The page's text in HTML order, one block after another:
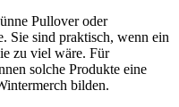
Pullover oder
Sie sind praktisch, wenn ein
zu viel wäre. Für
solche Produkte eine
bilden.